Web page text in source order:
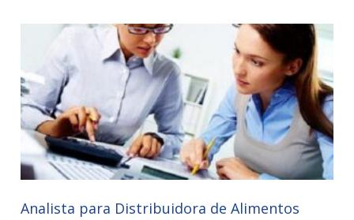
Analista para Distribuidora de Alimentos